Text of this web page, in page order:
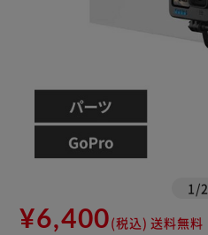
1 /2
¥6,400(税込) 送料無料